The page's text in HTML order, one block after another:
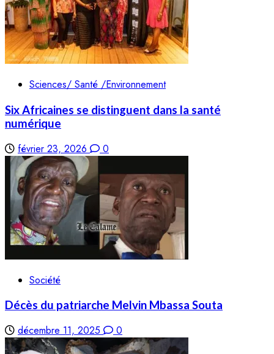
Sciences/ Santé /Environnement
Six Africaines se distinguent dans la santé
numérique
février 23, 2026 0
Société
Décès du patriarche Melvin Mbassa Souta
décembre 11, 2025 0